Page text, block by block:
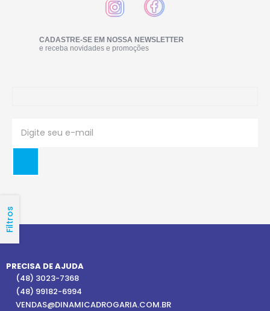
Filtros
CADASTRE-SE EM NOSSA NEWSLETTER
e receba novidades e promoções
PRECISA DE AJUDA
(48) 3023-7368
(48) 99182-6994
VENDAS@DINAMICADROGARIA.COM.BR